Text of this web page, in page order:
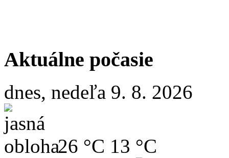
Aktuálne počasie
dnes, nedeľa 9. 8. 2026
26 °C 13 °C